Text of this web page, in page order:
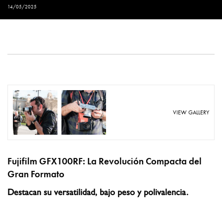
14/05/2025
VIEW GALLERY
Fujifilm GFX100RF: La Revolución Compacta del
Gran Formato
Destacan su versatilidad, bajo peso y polivalencia.